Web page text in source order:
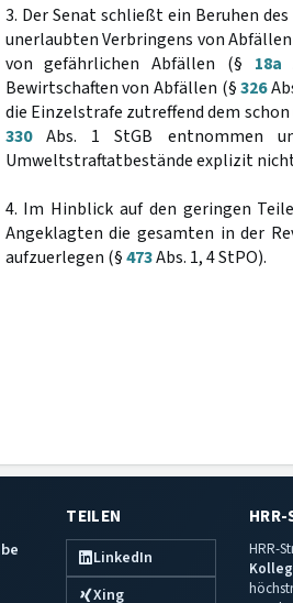
3. Der Senat schließt ein Beruhen
unerlaubten Verbringens von
von gefährlichen Abfällen (§ 18a
Bewirtschaften von Abfällen (§326
die Einzelstrafe zutreffend dem
330Abs. 1 StGB entnommen
Umweltstraftatbestände explizit
4. Im Hinblick auf den geringen
Angeklagten die gesamten in der
aufzuerlegen (§473Abs. 1, 4 StPO).
TEILEN
LinkedIn
Xing
HRR-
HRR-